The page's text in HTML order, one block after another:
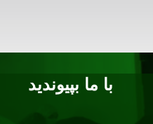
با ما بپیوندید